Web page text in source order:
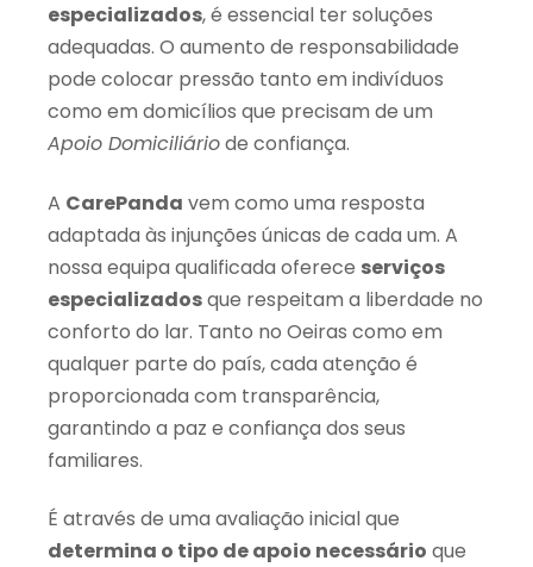
especializados, é essencial ter soluções
adequadas. O aumento de responsabilidade
pode colocar pressão tanto em indivíduos
como em domicílios que precisam de um
Apoio Domiciliáriode confiança.
A CarePanda vem como uma resposta
adaptada às injunções únicas de cada um. A
nossa equipa qualificada oferece serviços
especializadosque respeitam a liberdade no
conforto do lar. Tanto no Oeiras como em
qualquer parte do país, cada atenção é
proporcionada com transparência,
garantindo a paz e confiança dos seus
familiares.
É através de uma avaliação inicial que
determina o tipo de apoio necessário que